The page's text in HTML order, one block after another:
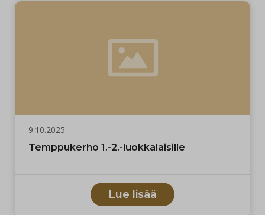
9.10.2025
Temppukerho 1.-2.-luokkalaisille
Lue lisää